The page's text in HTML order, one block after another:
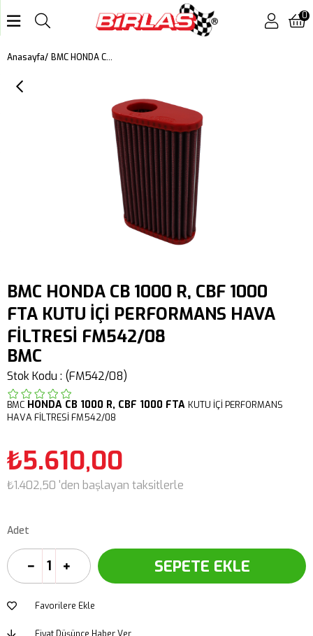
0
Anasayfa BMC HONDA CB 1000 R, CBF 1000 FTA KUTU İÇİ PERFORMANS HAVA FİLTRESİ FM542/08
BMC HONDA CB 1000 R, CBF 1000
FTA KUTU İÇİ PERFORMANS HAVA
FİLTRESİ FM542/08
BMC
Stok Kodu (FM542/08)
BMC HONDA CB 1000 R, CBF 1000 FTA KUTU İÇİ PERFORMANS
HAVA FİLTRESİ FM542/08
₺5.610,00
₺1.402,50 'den başlayan taksitlerle
Adet
Favorilere Ekle